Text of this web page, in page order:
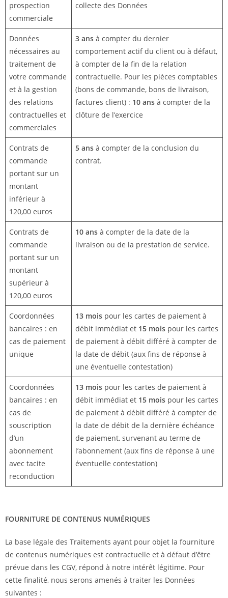
prospection
commerciale
collecte des Données
Données
nécessaires au
traitement de
votre commande
et à la gestion
des relations
contractuelles et
commerciales
3 ans à compter du dernier
comportement actif du client ou à défaut,
à compter de la fin de la relation
contractuelle. Pour les pièces comptables
(bons de commande, bons de livraison,
factures client) : 10 ans à compter de la
clôture de l’exercice
Contrats de
commande
portant sur un
montant
inférieur à
120,00 euros
5 ans à compter de la conclusion du
contrat.
Contrats de
commande
portant sur un
montant
supérieur à
120,00 euros
10 ans à compter de la date de la
livraison ou de la prestation de service.
Coordonnées
bancaires : en
cas de paiement
unique
13 mois pour les cartes de paiement à
débit immédiat et 15 mois pour les cartes
de paiement à débit différé à compter de
la date de débit (aux fins de réponse à
une éventuelle contestation)
Coordonnées
bancaires : en
cas de
souscription
d’un
abonnement
avec tacite
reconduction
13 mois pour les cartes de paiement à
débit immédiat et 15 mois pour les cartes
de paiement à débit différé à compter de
la date de débit de la dernière échéance
de paiement, survenant au terme de
l’abonnement (aux fins de réponse à une
éventuelle contestation)
FOURNITURE DE CONTENUS NUMÉRIQUES
La base légale des Traitements ayant pour objet la fourniture
de contenus numériques est contractuelle et à défaut d’être
prévue dans les CGV, répond à notre intérêt légitime. Pour
cette finalité, nous serons amenés à traiter les Données
suivantes :